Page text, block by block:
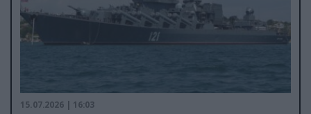
15.07.2026 | 16:03